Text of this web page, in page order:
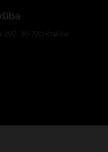
25C, 30-720 Kraków